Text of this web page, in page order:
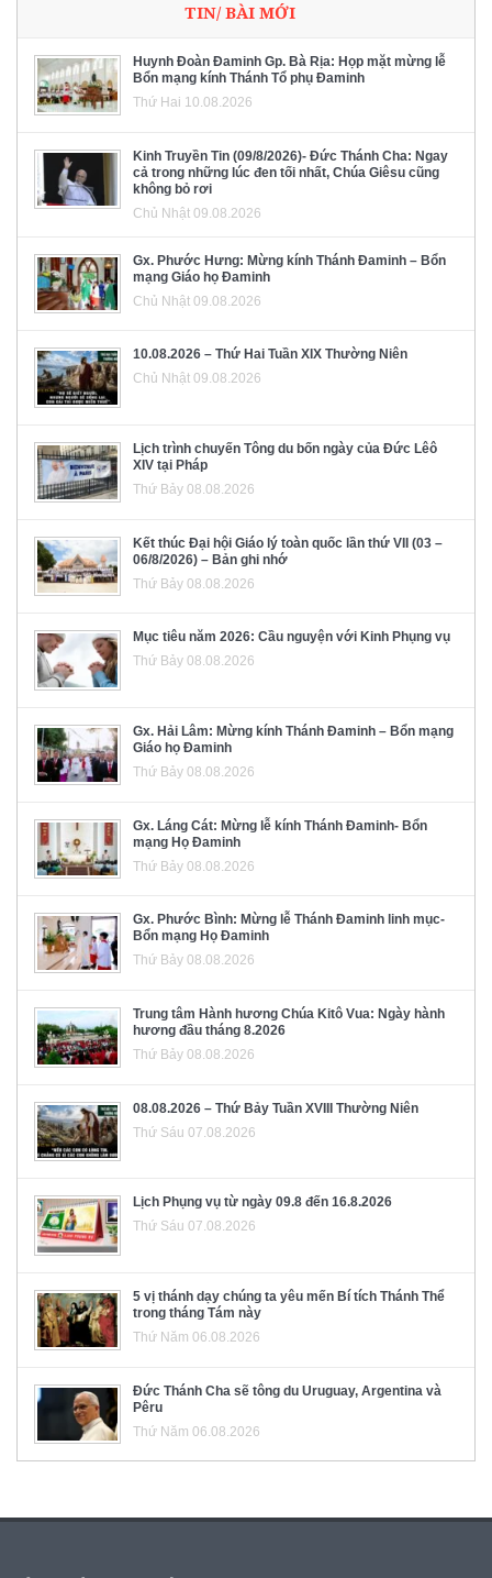
TIN/ BÀI MỚI
Huynh Đoàn Đaminh Gp. Bà Rịa: Họp mặt mừng lễ
Bổn mạng kính Thánh Tổ phụ Đaminh
Thứ Hai 10.08.2026
Kinh Truyền Tin (09/8/2026)- Đức Thánh Cha: Ngay
cả trong những lúc đen tối nhất, Chúa Giêsu cũng
không bỏ rơi
Chủ Nhật 09.08.2026
Gx. Phước Hưng: Mừng kính Thánh Đaminh – Bổn
mạng Giáo họ Đaminh
Chủ Nhật 09.08.2026
10.08.2026 – Thứ Hai Tuần XIX Thường Niên
Chủ Nhật 09.08.2026
Lịch trình chuyến Tông du bốn ngày của Đức Lêô
XIV tại Pháp
Thứ Bảy 08.08.2026
Kết thúc Đại hội Giáo lý toàn quốc lần thứ VII (03 –
06/8/2026) – Bản ghi nhớ
Thứ Bảy 08.08.2026
Mục tiêu năm 2026: Cầu nguyện với Kinh Phụng vụ
Thứ Bảy 08.08.2026
Gx. Hải Lâm: Mừng kính Thánh Đaminh – Bổn mạng
Giáo họ Đaminh
Thứ Bảy 08.08.2026
Gx. Láng Cát: Mừng lễ kính Thánh Đaminh- Bổn
mạng Họ Đaminh
Thứ Bảy 08.08.2026
Gx. Phước Bình: Mừng lễ Thánh Đaminh linh mục-
Bổn mạng Họ Đaminh
Thứ Bảy 08.08.2026
Trung tâm Hành hương Chúa Kitô Vua: Ngày hành
hương đầu tháng 8.2026
Thứ Bảy 08.08.2026
08.08.2026 – Thứ Bảy Tuần XVIII Thường Niên
Thứ Sáu 07.08.2026
Lịch Phụng vụ từ ngày 09.8 đến 16.8.2026
Thứ Sáu 07.08.2026
5 vị thánh dạy chúng ta yêu mến Bí tích Thánh Thể
trong tháng Tám này
Thứ Năm 06.08.2026
Đức Thánh Cha sẽ tông du Uruguay, Argentina và
Pêru
Thứ Năm 06.08.2026